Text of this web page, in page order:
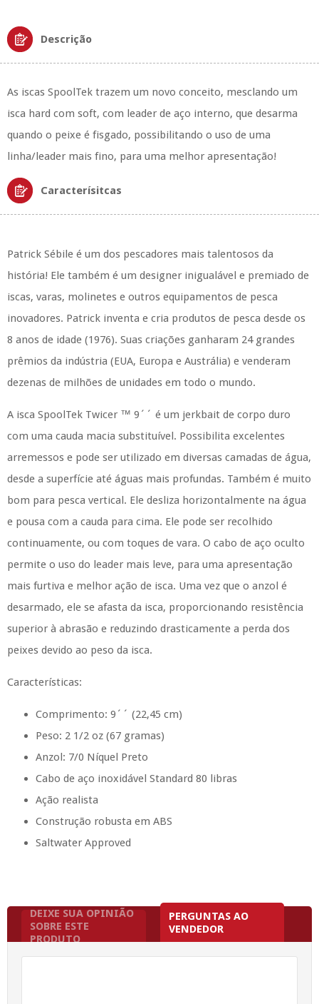
Descrição
As iscas SpoolTek trazem um novo conceito, mesclando um
isca hard com soft, com leader de aço interno, que desarma
quando o peixe é fisgado, possibilitando o uso de uma
linha/leader mais fino, para uma melhor apresentação!
Caracterísitcas
Patrick Sébile é um dos pescadores mais talentosos da
história! Ele também é um designer inigualável e premiado de
iscas, varas, molinetes e outros equipamentos de pesca
inovadores. Patrick inventa e cria produtos de pesca desde os
8 anos de idade (1976). Suas criações ganharam 24 grandes
prêmios da indústria (EUA, Europa e Austrália) e venderam
dezenas de milhões de unidades em todo o mundo.
A isca SpoolTek Twicer ™ 9´´ é um jerkbait de corpo duro
com uma cauda macia substituível. Possibilita excelentes
arremessos e pode ser utilizado em diversas camadas de água,
desde a superfície até águas mais profundas. Também é muito
bom para pesca vertical. Ele desliza horizontalmente na água
e pousa com a cauda para cima. Ele pode ser recolhido
continuamente, ou com toques de vara. O cabo de aço oculto
permite o uso do leader mais leve, para uma apresentação
mais furtiva e melhor ação de isca. Uma vez que o anzol é
desarmado, ele se afasta da isca, proporcionando resistência
superior à abrasão e reduzindo drasticamente a perda dos
peixes devido ao peso da isca.
Características:
Comprimento: 9´´ (22,45 cm)
Peso: 2 1/2 oz (67 gramas)
Anzol: 7/0 Níquel Preto
Cabo de aço inoxidável Standard 80 libras
Ação realista
Construção robusta em ABS
Saltwater Approved
DEIXE SUA OPINIÃO
SOBRE ESTE
PRODUTO
PERGUNTAS AO
VENDEDOR